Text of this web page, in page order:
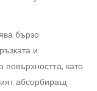
бързо
и
повърхността, като
абсорбиращ